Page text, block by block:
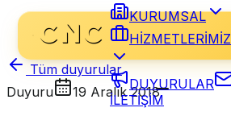
KURUMSAL
HİZMETLERİMİZ
DUYURULAR
İLETİŞİM
Tüm duyurular
Duyuru
19 Aralık 2018